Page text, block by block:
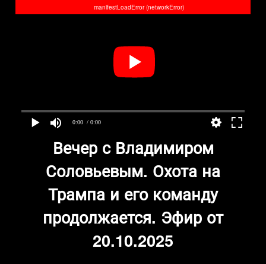
0:00 / 0:00
manifestLoadError (networkError)
Вечер с Владимиром
Соловьевым. Охота на
Трампа и его команду
продолжается. Эфир от
20.10.2025